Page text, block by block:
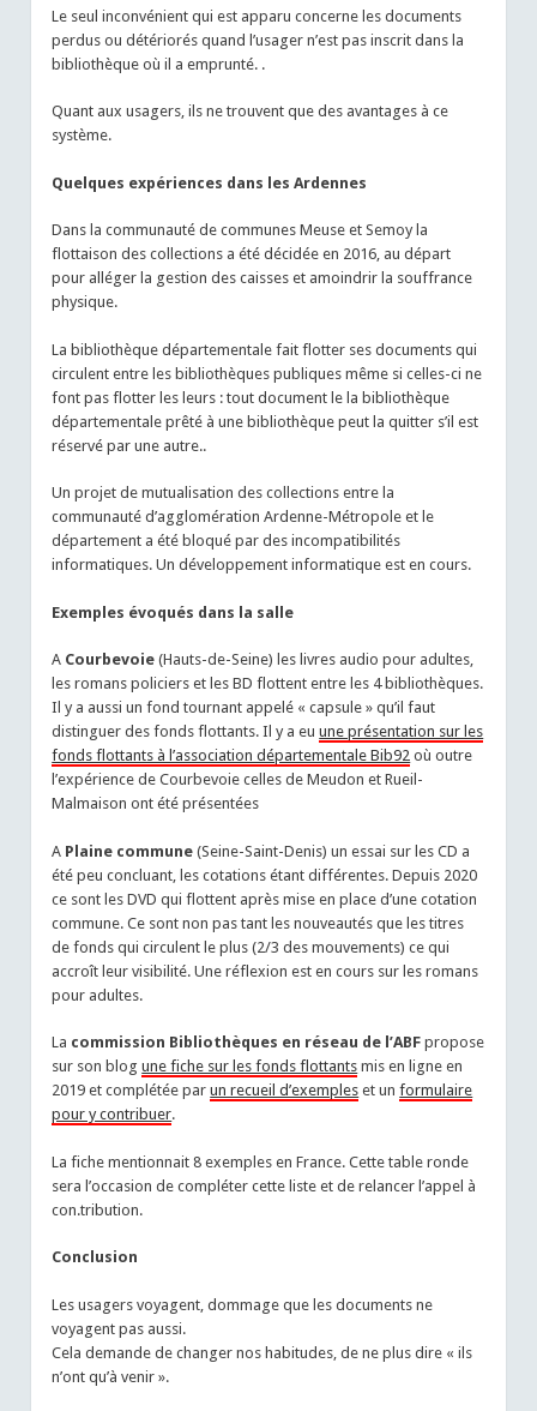
Le seul inconvénient qui est apparu concerne les documents
perdus ou détériorés quand l’usager n’est pas inscrit dans la
bibliothèque où il a emprunté. .
Quant aux usagers, ils ne trouvent que des avantages à ce
système.
Quelques expériences dans les Ardennes
Dans la communauté de communes Meuse et Semoy la
flottaison des collections a été décidée en 2016, au départ
pour alléger la gestion des caisses et amoindrir la souffrance
physique.
La bibliothèque départementale fait flotter ses documents qui
circulent entre les bibliothèques publiques même si celles-ci ne
font pas flotter les leurs : tout document le la bibliothèque
départementale prêté à une bibliothèque peut la quitter s’il est
réservé par une autre..
Un projet de mutualisation des collections entre la
communauté d’agglomération Ardenne-Métropole et le
département a été bloqué par des incompatibilités
informatiques. Un développement informatique est en cours.
Exemples évoqués dans la salle
A Courbevoie (Hauts-de-Seine) les livres audio pour adultes,
les romans policiers et les BD flottent entre les 4 bibliothèques.
Il y a aussi un fond tournant appelé « capsule » qu’il faut
distinguer des fonds flottants. Il y a euune présentation sur les
fonds flottants à l’association départementale Bib92 où outre
l’expérience de Courbevoie celles de Meudon et Rueil-
Malmaison ont été présentées
A Plaine commune (Seine-Saint-Denis) un essai sur les CD a
été peu concluant, les cotations étant différentes. Depuis 2020
ce sont les DVD qui flottent après mise en place d’une cotation
commune. Ce sont non pas tant les nouveautés que les titres
de fonds qui circulent le plus (2/3 des mouvements) ce qui
accroît leur visibilité. Une réflexion est en cours sur les romans
pour adultes.
La commission Bibliothèques en réseau de l’ABF propose
sur son blogune fiche sur les fonds flottants mis en ligne en
2019 et complétée parun recueil d’exemples et unformulaire
pour y contribuer.
La fiche mentionnait 8 exemples en France. Cette table ronde
sera l’occasion de compléter cette liste et de relancer l’appel à
con.tribution.
Conclusion
Les usagers voyagent, dommage que les documents ne
voyagent pas aussi.
Cela demande de changer nos habitudes, de ne plus dire « ils
n’ont qu’à venir ».